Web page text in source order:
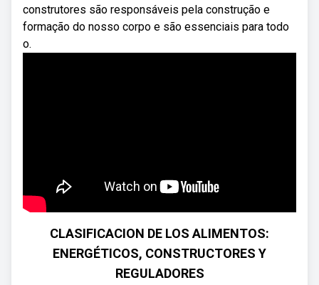
construtores são responsáveis pela construção e
formação do nosso corpo e são essenciais para todo
o.
CLASIFICACION DE LOS ALIMENTOS:
ENERGÉTICOS, CONSTRUCTORES Y
REGULADORES